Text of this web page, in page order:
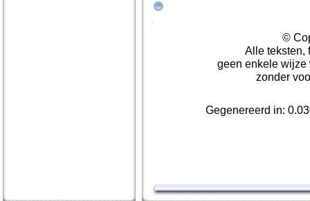
©
Alle teksten,
geen enkele wijze
zonder
Gegenereerd in: